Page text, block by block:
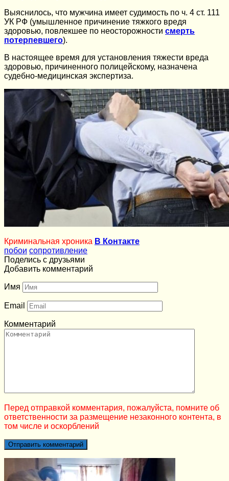
Выяснилось, что мужчина имеет судимость по ч. 4 ст. 111
УК РФ (умышленное причинение тяжкого вредя
здоровью, повлекшее по неосторожности смерть
потерпевшего).
В настоящее время для установления тяжести вреда
здоровью, причиненного полицейскому, назначена
судебно-медицинская экспертиза.
Криминальная хроника В Контакте
побои сопротивление
Поделись с друзьями
Добавить комментарий
Имя
Email
Комментарий
Перед отправкой комментария, пожалуйста, помните об
ответственности за размещение незаконного контента, в
том числе и оскорблений